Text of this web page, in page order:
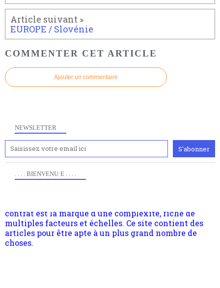
EUROPE / Slovénie
COMMENTER CET ARTICLE
Ajouter un commentaire
NEWSLETTER
. . . . BIENVENU·E . . . .